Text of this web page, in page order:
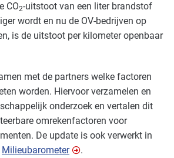
CO2-uitstoot van een liter brandstof
wordt en nu de OV-bedrijven op
is de uitstoot per kilometer openbaar
met de partners welke factoren
worden. Hiervoor verzamelen en
onderzoek en vertalen dit
omrekenfactoren voor
De update is ook verwerkt in
Milieubarometer .